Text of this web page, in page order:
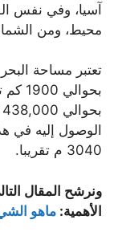
آسيا، وفي نفس
محيط، ومن
تعتبر مساحة
الوصول إليه في
3040 م تقريبا.
ونرشح المقال
الأهمية: ماهو